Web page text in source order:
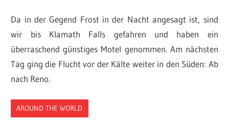
Da in der Gegend Frost in der Nacht angesagt ist, sind
wir bis Klamath Falls gefahren und haben ein
überraschend günstiges Motel genommen. Am nächsten
Tag ging die Flucht vor der Kälte weiter in den Süden: Ab
nach Reno.
AROUND THE WORLD